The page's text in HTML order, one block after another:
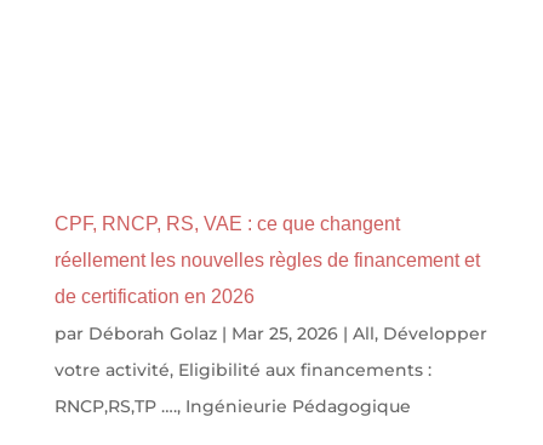
CPF, RNCP, RS, VAE : ce que changent
réellement les nouvelles règles de financement et
de certification en 2026
par Déborah Golaz| Mar 25, 2026| All, Développer
votre activité, Eligibilité aux financements :
RNCP,RS,TP …., Ingénieurie Pédagogique